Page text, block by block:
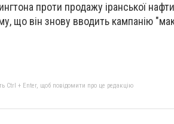
проти продажу іранської нафти
що він знову вводить кампанію
Ctrl + Enter, щоб повідомити про це редакцію